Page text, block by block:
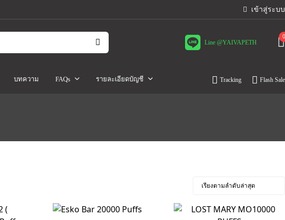
เข้าสู่ระบบ
Line @YAIVAPETH
0
บทความ FAQs รายละเอียดบัญชี Tracking Flash Sale